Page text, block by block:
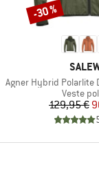
Article
Agner Hybrid Polarlite
Product
Veste
129,95 €
Remise
-30 %